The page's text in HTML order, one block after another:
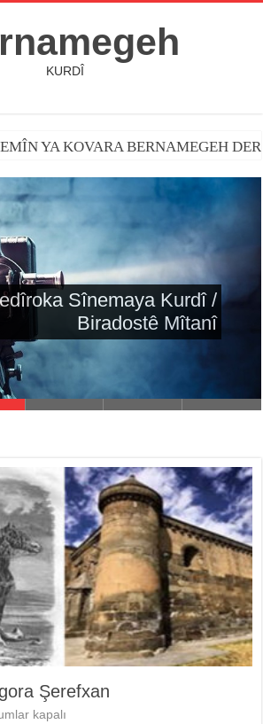
KURDÎ
YA KOVARA BERNAMEGEH
Sînemaya Kurdî /
Biradostê Mîtanî
Şerefxan
kapalı